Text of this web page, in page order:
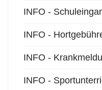
INFO -
INFO -
INFO -
INFO -